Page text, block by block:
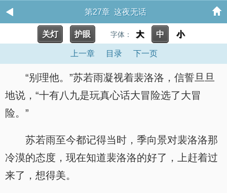
第27章 这夜无话
关灯 护眼 字体： 大 中 小
上一章 目录 下一页
“别理他。”苏若雨凝视着裴洛洛，信誓旦旦
地说，“十有八九是玩真心话大冒险选了大冒
险。”
苏若雨至今都记得当时，季向景对裴洛洛那
冷漠的态度，现在知道裴洛洛的好了，上赶着过
来了，想得美。